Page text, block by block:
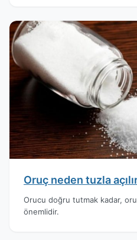
Oruç neden tuzla
Orucu doğru tutmak kadar,
önemlidir.